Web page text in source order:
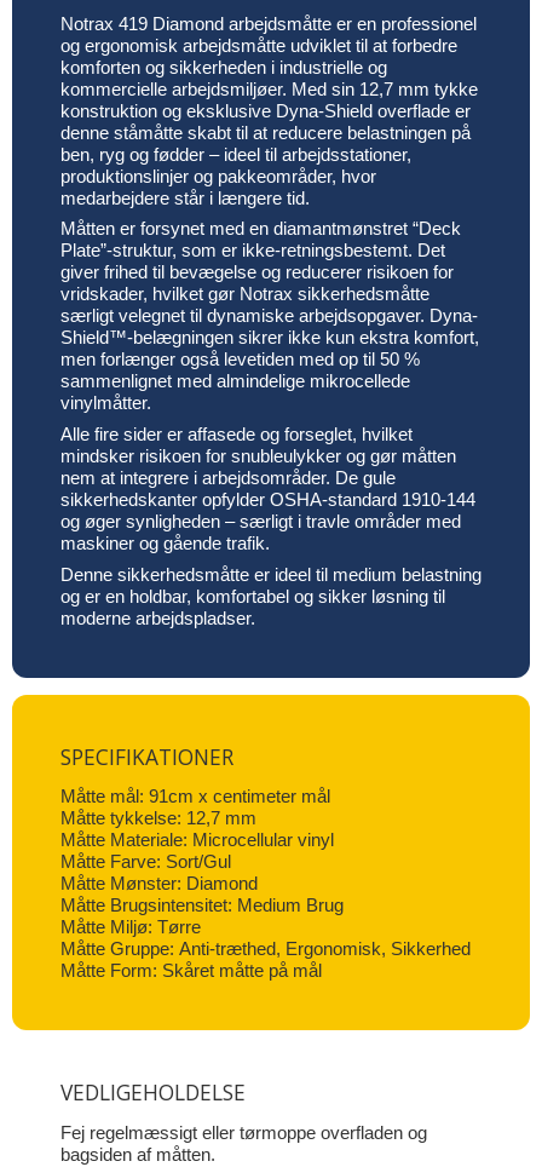
Notrax 419 Diamond arbejdsmåtte er en professionel
og ergonomisk arbejdsmåtte udviklet til at forbedre
komforten og sikkerheden i industrielle og
kommercielle arbejdsmiljøer. Med sin 12,7 mm tykke
konstruktion og eksklusive Dyna-Shield overflade er
denne ståmåtte skabt til at reducere belastningen på
ben, ryg og fødder – ideel til arbejdsstationer,
produktionslinjer og pakkeområder, hvor
medarbejdere står i længere tid.
Måtten er forsynet med en diamantmønstret “Deck
Plate”-struktur, som er ikke-retningsbestemt. Det
giver frihed til bevægelse og reducerer risikoen for
vridskader, hvilket gør Notrax sikkerhedsmåtte
særligt velegnet til dynamiske arbejdsopgaver. Dyna-
Shield™-belægningen sikrer ikke kun ekstra komfort,
men forlænger også levetiden med op til 50 %
sammenlignet med almindelige mikrocellede
vinylmåtter.
Alle fire sider er affasede og forseglet, hvilket
mindsker risikoen for snubleulykker og gør måtten
nem at integrere i arbejdsområder. De gule
sikkerhedskanter opfylder OSHA-standard 1910-144
og øger synligheden – særligt i travle områder med
maskiner og gående trafik.
Denne sikkerhedsmåtte er ideel til medium belastning
og er en holdbar, komfortabel og sikker løsning til
moderne arbejdspladser.
SPECIFIKATIONER
Måtte mål: 91cm x centimeter mål
Måtte tykkelse: 12,7 mm
Måtte Materiale: Microcellular vinyl
Måtte Farve: Sort/Gul
Måtte Mønster: Diamond
Måtte Brugsintensitet: Medium Brug
Måtte Miljø: Tørre
Måtte Gruppe: Anti-træthed, Ergonomisk, Sikkerhed
Måtte Form: Skåret måtte på mål
VEDLIGEHOLDELSE
Fej regelmæssigt eller tørmoppe overfladen og
bagsiden af måtten.